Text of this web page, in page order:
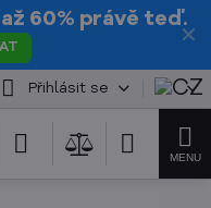
✕
60% právě teď.
Přihlásit se